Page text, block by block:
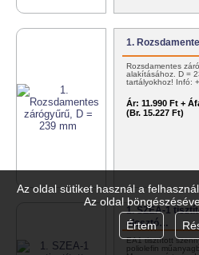
Az oldal sütiket használ a
Az oldal
Értem
1.
Rozsdamentes
alakításához. D =
tartályokhoz! Infó:
Ár: 11.990 Ft +
(Br. 15.227 Ft)
1. SZEA-1
elosztó…
EA1 tisztított
poliolefin